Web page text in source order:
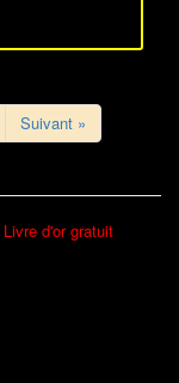
Suivant »
Livre d'or gratuit